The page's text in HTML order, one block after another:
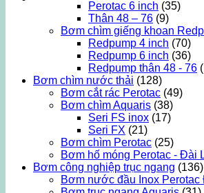
Perotac 6 inch (35)
Thân 48 – 76 (9)
Bơm chìm giếng khoan
Redpump 4 inch (70)
Redpump 6 inch (36)
Redpump thân 48 - 76
Bơm chìm nước thải (128)
Bơm cắt rác Perotac (49)
Bơm chìm Aquaris (38)
Seri FS inox (17)
Seri FX (21)
Bơm chìm Perotac (25)
Bơm hố móng Perotac - Đài
Bơm công nghiệp trục ngang (136)
Bơm nước đầu Inox Perotac